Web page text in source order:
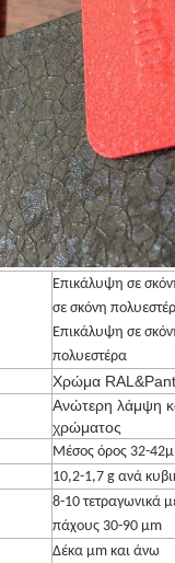
Επικάλυψη σε
σε σκόνη
Επικάλυψη σε
πολυεστέρα
Χρώμα
Ανώτερη λάμψη
χρώματος
Μέσος όρος 32-
10,2-1,7 g ανά
8-10 τετραγωνικά
πάχους 30-90 μm
Δέκα μm και άνω